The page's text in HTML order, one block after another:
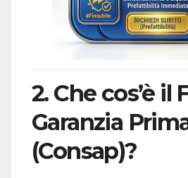
2. Che cos’è il
Garanzia
(Consap)?